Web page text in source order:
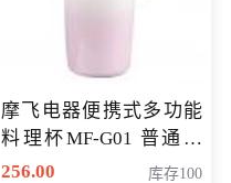
摩飞电器便携式多功能
料理杯MF-G01 普通会
员专享价格118元
256.00 库存100